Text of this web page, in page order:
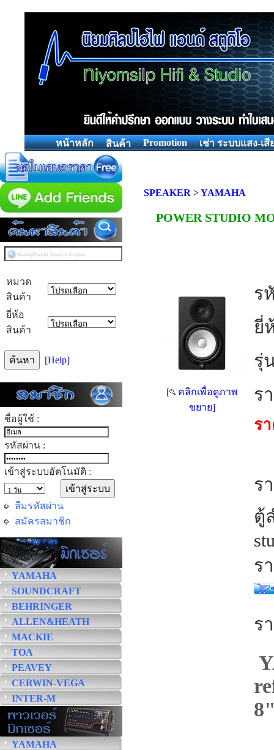
หน้าหลัก สินค้า Promotion เช่า ระบบแสง-เสี
หมวด
สินค้า
ยี่ห้อ
สินค้า
[Help]
ชื่อผู้ใช้ :
รหัสผ่าน :
เข้าสู่ระบบอัตโนมัติ :
ลืมรหัสผ่าน
สมัครสมาชิก
YAMAHA
SOUNDCRAFT
BEHRINGER
ALLEN&HEATH
MACKIE
TOA
PEAVEY
CERWIN-VEGA
INTER-M
YAMAHA
SPEAKER >YAMAHA
POWER STUDIO
[ คลิกเพื่อดูภาพ
ขยาย]
ร
ยี่
รุ่
ร
ร
ร
ตู้
ร
ร